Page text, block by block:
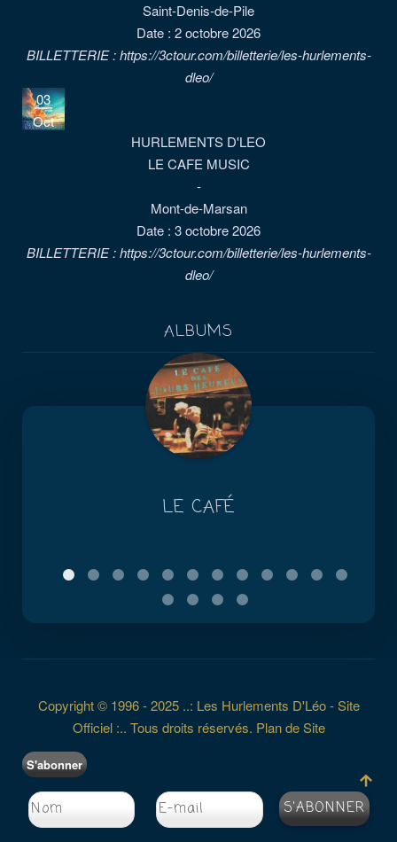
Saint-Denis-de-Pile
Date : 2 octobre 2026
BILLETTERIE : https://3ctour.com/billetterie/les-hurlements-
dleo/
03
Oct
HURLEMENTS D'LEO
LE CAFE MUSIC
-
Mont-de-Marsan
Date : 3 octobre 2026
BILLETTERIE : https://3ctour.com/billetterie/les-hurlements-
dleo/
ALBUMS
LE CAFÉ
Copyright © 1996 - 2025 ..: Les Hurlements D'Léo - Site
Officiel :.. Tous droits réservés. Plan de Site
S'abonner